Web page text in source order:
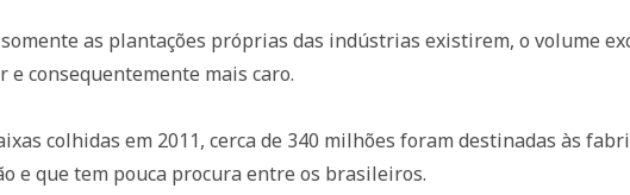
as plantações próprias das indústrias existirem, o volume
consequentemente mais caro.
colhidas em 2011, cerca de 340 milhões foram destinadas às
e que tem pouca procura entre os brasileiros.